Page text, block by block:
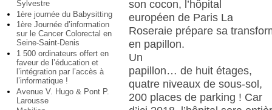
Sylvestre
1ère journée du Babysitting
1ère Journée d’information
sur le Cancer Colorectal en
Seine-Saint-Denis
1 500 ordinateurs offert en
faveur de l’éducation et
l’intégration par l’accès à
l’informatique !
Avenue V. Hugo & Pont P.
Larousse
son cocon, l’hôpital
européen de Paris La
Roseraie prépare sa
en papillon.
Un
papillon… de huit étages,
quatre niveaux de sous-sol,
200 places de parking ! Car